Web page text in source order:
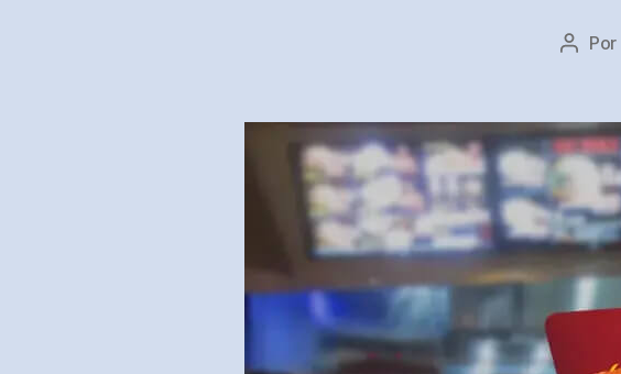
Autor
Por